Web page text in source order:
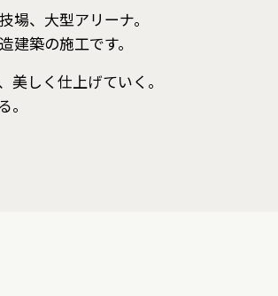
、大型アリーナ。
築の施工です。
しく仕上げていく。